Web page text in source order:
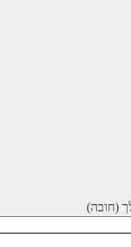
(חובה)